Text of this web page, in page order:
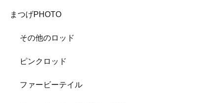
まつげPHOTO
その他のロッド
ピンクロッド
ファービーテイル